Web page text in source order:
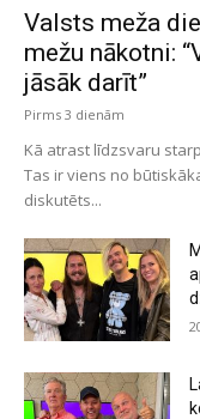
Valsts meža
mežu nākotni:
jāsāk darīt”
Pirms 3 dienām
Kā atrast līdzsvaru
Tas ir viens no
diskutēts...